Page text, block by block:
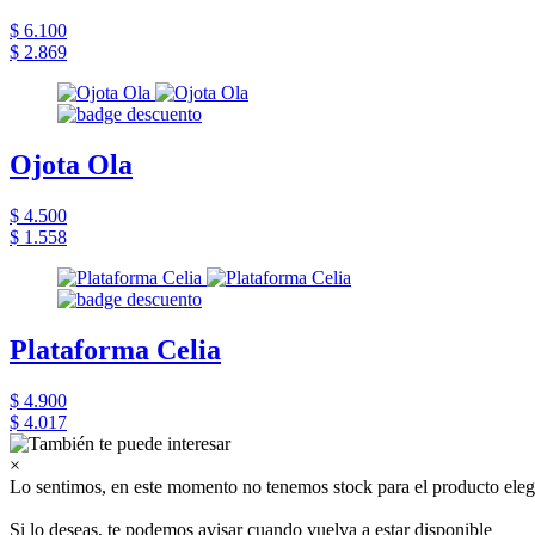
$ 6.100
$ 2.869
Ojota Ola
$ 4.500
$ 1.558
Plataforma Celia
$ 4.900
$ 4.017
×
Lo sentimos, en este momento no tenemos stock para el producto
Si lo deseas, te podemos avisar cuando vuelva a estar disponible